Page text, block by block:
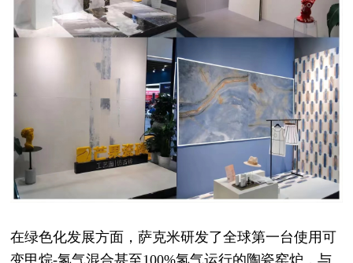
在绿色化发展方面，萨克米研发了全球第一台使用可